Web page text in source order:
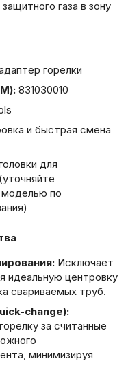
газа в зону
горелки
831030010
и быстрая смена
для
по
Исключает
идеальную центровку
свариваемых труб.
change):
за считанные
минимизируя